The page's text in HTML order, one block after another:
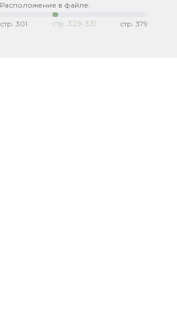
Расположение в файле:
стр. 301 стр. 329-331 стр. 379